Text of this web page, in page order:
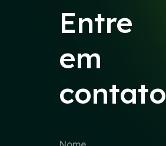
Entre
em
contato